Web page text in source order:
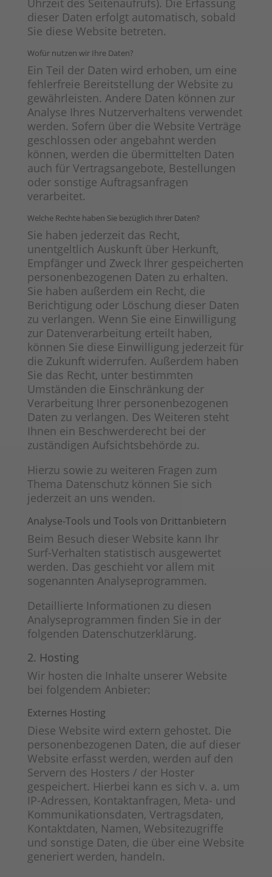
Uhrzeit des Seitenaufrufs). Die Erfassung
dieser Daten erfolgt automatisch, sobald
Sie diese Website betreten.
Wofür nutzen wir Ihre Daten?
Ein Teil der Daten wird erhoben, um eine
fehlerfreie Bereitstellung der Website zu
gewährleisten. Andere Daten können zur
Analyse Ihres Nutzerverhaltens verwendet
werden. Sofern über die Website Verträge
geschlossen oder angebahnt werden
können, werden die übermittelten Daten
auch für Vertragsangebote, Bestellungen
oder sonstige Auftragsanfragen
verarbeitet.
Welche Rechte haben Sie bezüglich Ihrer Daten?
Sie haben jederzeit das Recht,
unentgeltlich Auskunft über Herkunft,
Empfänger und Zweck Ihrer gespeicherten
personenbezogenen Daten zu erhalten.
Sie haben außerdem ein Recht, die
Berichtigung oder Löschung dieser Daten
zu verlangen. Wenn Sie eine Einwilligung
zur Datenverarbeitung erteilt haben,
können Sie diese Einwilligung jederzeit für
die Zukunft widerrufen. Außerdem haben
Sie das Recht, unter bestimmten
Umständen die Einschränkung der
Verarbeitung Ihrer personenbezogenen
Daten zu verlangen. Des Weiteren steht
Ihnen ein Beschwerderecht bei der
zuständigen Aufsichtsbehörde zu.
Hierzu sowie zu weiteren Fragen zum
Thema Datenschutz können Sie sich
jederzeit an uns wenden.
Analyse-Tools und Tools von Dritt­anbietern
Beim Besuch dieser Website kann Ihr
Surf-Verhalten statistisch ausgewertet
werden. Das geschieht vor allem mit
sogenannten Analyseprogrammen.
Detaillierte Informationen zu diesen
Analyseprogrammen finden Sie in der
folgenden Datenschutzerklärung.
2. Hosting
Wir hosten die Inhalte unserer Website
bei folgendem Anbieter:
Externes Hosting
Diese Website wird extern gehostet. Die
personenbezogenen Daten, die auf dieser
Website erfasst werden, werden auf den
Servern des Hosters / der Hoster
gespeichert. Hierbei kann es sich v. a. um
IP-Adressen, Kontaktanfragen, Meta- und
Kommunikationsdaten, Vertragsdaten,
Kontaktdaten, Namen, Websitezugriffe
und sonstige Daten, die über eine Website
generiert werden, handeln.